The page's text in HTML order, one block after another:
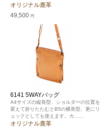
オリジナル鹿革
49,500 円
6141 5WAYバッグ
A4サイズの縦長型、ショルダーの位置を
変えて折りたたむとB5の横長型、更にリ
ュックとしても使えます。カ……
オリジナル鹿革